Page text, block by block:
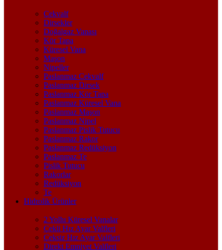
Çekvalf
Dirsekler
Doğalgaz Vanası
Kör Tapa
Küresel Vana
Maşon
Nipeller
Paslanmaz Çekvalf
Paslanmaz Dirsek
Paslanmaz Kör Tapa
Paslanmaz Küresel Vana
Paslanmaz Maşon
Paslanmaz Nipel
Paslanmaz Pislik Tutucu
Paslanmaz Rakor
Paslanmaz Redüksiyon
Paslanmaz Te
Pislik Tutucu
Rakorlar
Redüksiyon
Te
Hidrolik Ürünler
2 Yollu Küresel Vanalar
Çekli Hız Ayar Valfleri
Çeksiz Hız Ayar Valfleri
Direkt Emniyet Valfleri